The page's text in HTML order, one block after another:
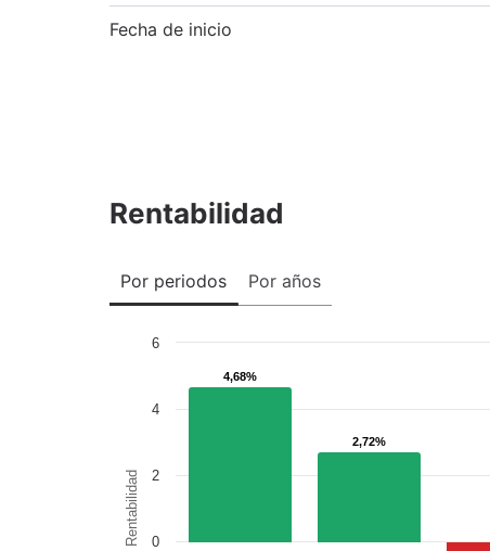
Fecha de inicio
Rentabilidad
Por periodos Por años
Rentabilidad
4,68%
4,68%
2,72%
2,72%
0
2
4
6